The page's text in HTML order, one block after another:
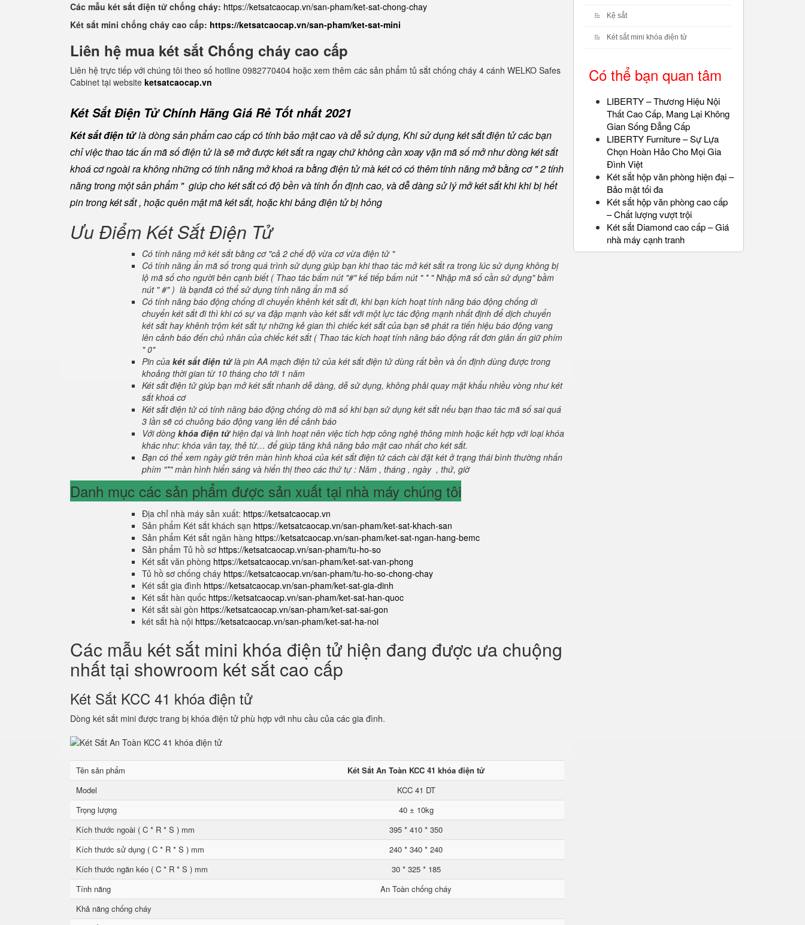
Các mẫu két sắt điện tử chống cháy: https://ketsatcaocap.vn/san-pham/ket-sat-chong-chay
Két sắt mini chống cháy cao cấp: https://ketsatcaocap.vn/san-pham/ket-sat-mini
Liên hệ mua két sắt Chống cháy cao cấp
Liên hệ trực tiếp với chúng tôi theo số hotline 0982770404 hoặc xem thêm các sản phẩm tủ sắt chống cháy 4 cánh WELKO Safes
Cabinet tại website ketsatcaocap.vn
Két Sắt Điện Tử Chính Hãng Giá Rẻ Tốt nhất 2021
Két sắt điện tửlà dòng sản phẩm cao cấp có tính bảo mật cao và dễ sử dụng, Khi sử dụng két sắt điện tử các bạn
chỉ việc thao tác ấn mã số điện tử là sẽ mở được két sắt ra ngay chứ không cần xoay vặn mã số mở như dòng két sắt
khoá cơ ngoài ra không những có tính năng mở khoá ra bằng điện tử mà két có có thêm tính năng mở bằng cơ " 2 tính
năng trong một sản phẩm " giúp cho két sắt có độ bền và tính ổn định cao, và dễ dàng sử lý mở két sắt khi khi bị hết
pin trong két sắt , hoặc quên mật mã két sắt, hoặc khi bảng điện tử bị hỏng
Ưu Điểm Két Sắt Điện Tử
Có tính năng mở két sắt bằng cơ "cả 2 chế độ vừa cơ vừa điện tử "
Có tính năng ẩn mã số trong quá trình sử dụng giúp bạn khi thao tác mở két sắt ra trong lúc sử dụng không bị
lộ mã số cho người bên cạnh biết ( Thao tác bấm nút "#" kế tiếp bấm nút " * " Nhập mã số cần sử dụng" bầm
nút " #" ) là bạnđã có thể sử dụng tính năng ẩn mã số
Có tính năng báo động chống di chuyển khênh két sắt đi, khi bạn kích hoạt tính năng báo động chống di
chuyển két sắt đi thì khi có sự va đập mạnh vào két sắt với một lực tác động mạnh nhất định để dịch chuyển
két sắt hay khênh trộm két sắt tự những kẻ gian thì chiếc két sắt của bạn sẽ phát ra tiến hiệu báo động vang
lên cảnh báo đến chủ nhân của chiếc két sắt ( Thao tác kích hoạt tính năng báo động rất đơn giản ấn giữ phím
" 0"
Pin của két sắt điện tửlà pin AA mạch điện tử của két sắt điện tử dùng rất bền và ổn định dùng được trong
khoảng thời gian từ 10 tháng cho tới 1 năm
Két sắt điện tử giúp bạn mở két sắt nhanh dễ dàng, dễ sử dụng, không phải quay mật khẩu nhiều vòng như két
sắt khoá cơ
Két sắt điện tử có tính năng báo động chống dò mã số khi bạn sử dụng két sắt nếu bạn thao tác mã số sai quá
3 lần sẽ có chuông báo động vang lên để cảnh báo
Với dòng khóa điện tửhiện đại và linh hoạt nên việc tích hợp công nghệ thông minh hoặc kết hợp với loại khóa
khác như: khóa vân tay, thẻ từ… để giúp tăng khả năng bảo mật cao nhất cho két sắt.
Bạn có thể xem ngày giờ trên màn hình khoá của két sắt điện tử cách cài đặt két ở trạng thái bình thường nhấn
phím "*" màn hình hiển sáng và hiển thị theo các thứ tự : Năm , tháng , ngày , thứ, giờ
Danh mục các sản phẩm được sản xuất tại nhà máy chúng tôi
Địa chỉ nhà máy sản xuất: https://ketsatcaocap.vn
Sản phẩm Két sắt khách sạn https://ketsatcaocap.vn/san-pham/ket-sat-khach-san
Sản phẩm Két sắt ngân hàng https://ketsatcaocap.vn/san-pham/ket-sat-ngan-hang-bemc
Sản phẩm Tủ hồ sơ https://ketsatcaocap.vn/san-pham/tu-ho-so
Két sắt văn phòng https://ketsatcaocap.vn/san-pham/ket-sat-van-phong
Tủ hồ sơ chống cháy https://ketsatcaocap.vn/san-pham/tu-ho-so-chong-chay
Két sắt gia đình https://ketsatcaocap.vn/san-pham/ket-sat-gia-dinh
Két sắt hàn quốc https://ketsatcaocap.vn/san-pham/ket-sat-han-quoc
Két sắt sài gòn https://ketsatcaocap.vn/san-pham/ket-sat-sai-gon
két sắt hà nội https://ketsatcaocap.vn/san-pham/ket-sat-ha-noi
Các mẫu két sắt mini khóa điện tử hiện đang được ưa chuộng
nhất tại showroom két sắt cao cấp
Két Sắt KCC 41 khóa điện tử
Dòng két sắt mini được trang bị khóa điện tử phù hợp với nhu cầu của các gia đình.
Tên sản phẩm
Két Sắt An Toàn KCC 41 khóa điện tử
Model
KCC 41 DT
Trọng lượng
40 ± 10kg
Kích thước ngoài ( C * R * S ) mm
395 * 410 * 350
Kích thước sử dụng ( C * R * S ) mm
240 * 340 * 240
Kích thước ngăn kéo ( C * R * S ) mm
30 * 325 * 185
Tính năng
An Toàn chống cháy
Khả năng chống cháy
Kệ sắt
Két sắt mini khóa điện tử
Có thể bạn quan tâm
LIBERTY – Thương Hiệu Nội
Thất Cao Cấp, Mang Lại Không
Gian Sống Đẳng Cấp
LIBERTY Furniture – Sự Lựa
Chọn Hoàn Hảo Cho Mọi Gia
Đình Việt
Két sắt hộp văn phòng hiện đại –
Bảo mật tối đa
Két sắt hộp văn phòng cao cấp
– Chất lượng vượt trội
Két sắt Diamond cao cấp – Giá
nhà máy cạnh tranh